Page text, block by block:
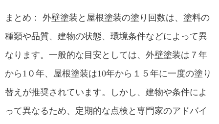
まとめ： 外壁塗装と屋根塗装の塗り回数は、塗料の
種類や品質、建物の状態、環境条件などによって異
なります。一般的な目安としては、外壁塗装は７年
から1０年、屋根塗装は10年から１５年に一度の塗り
替えが推奨されています。しかし、建物や条件によ
って異なるため、定期的な点検と専門家のアドバイ